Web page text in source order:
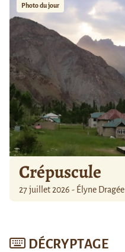
Photo du jour
Crépuscule
27 juillet 2026 - Élyne Dragée
DÉCRYPTAGE